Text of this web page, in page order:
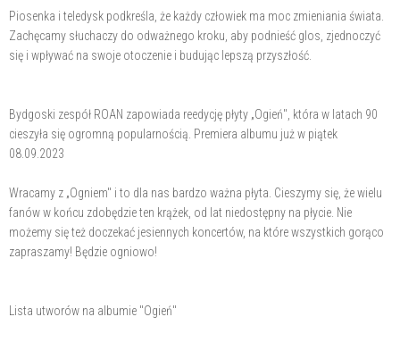
Piosenka i teledysk podkreśla, że każdy człowiek ma moc zmieniania świata.
Zachęcamy słuchaczy do odważnego kroku, aby podnieść glos, zjednoczyć
się i wpływać na swoje otoczenie i budując lepszą przyszłość.
Bydgoski zespół ROAN zapowiada reedycję płyty „Ogień", która w latach 90
cieszyła się ogromną popularnością. Premiera albumu już w piątek
08.09.2023
Wracamy z „Ogniem" i to dla nas bardzo ważna płyta. Cieszymy się, że wielu
fanów w końcu zdobędzie ten krążek, od lat niedostępny na płycie. Nie
możemy się też doczekać jesiennych koncertów, na które wszystkich gorąco
zapraszamy! Będzie ogniowo!
Lista utworów na albumie "Ogień"